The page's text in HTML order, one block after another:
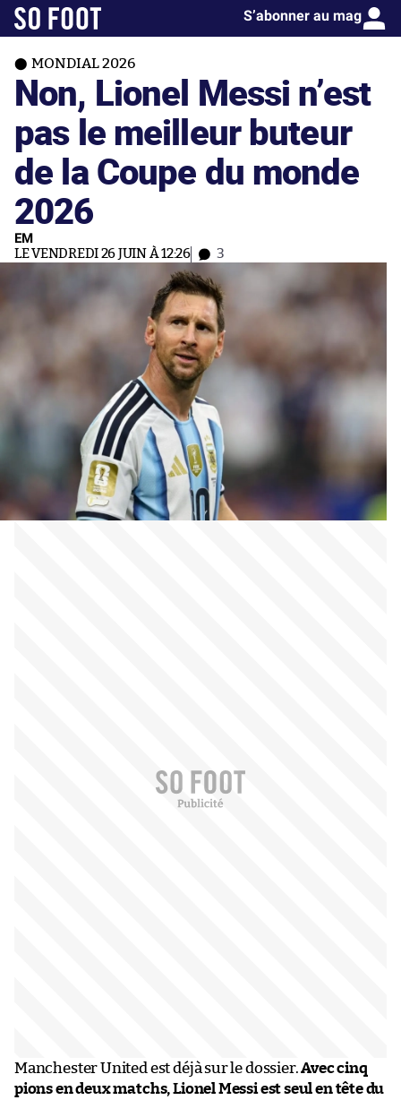
S’abonner au mag
MONDIAL 2026
Non, Lionel Messi n’est
pas le meilleur buteur
de la Coupe du monde
2026
EM
LE VENDREDI 26 JUIN À 12:26 3
Manchester United est déjà sur le dossier.Avec cinq
pions en deux matchs, Lionel Messi est seul en tête du